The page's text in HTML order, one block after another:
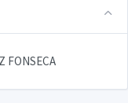
FONSECA